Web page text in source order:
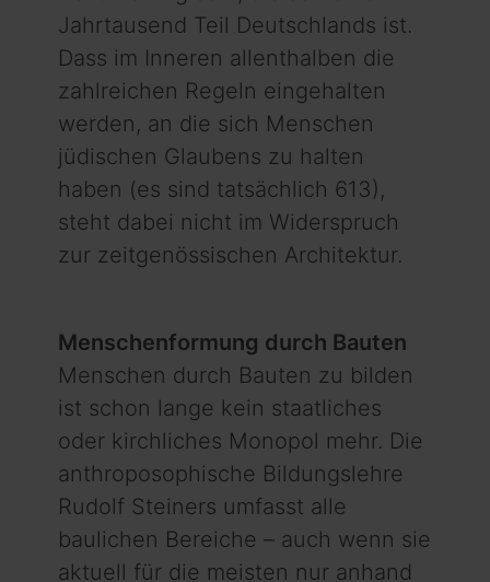
Jahrtausend Teil Deutschlands ist.
Dass im Inneren allenthalben die
zahlreichen Regeln eingehalten
werden, an die sich Menschen
jüdischen Glaubens zu halten
haben (es sind tatsächlich 613),
steht dabei nicht im Widerspruch
zur zeitgenössischen Architektur.
Menschenformung durch Bauten
Menschen durch Bauten zu bilden
ist schon lange kein staat­liches
oder kirchliches Monopol mehr. Die
anthroposophische Bildungslehre
Rudolf Steiners umfasst alle
baulichen Bereiche – auch wenn sie
aktuell für die meisten nur anhand